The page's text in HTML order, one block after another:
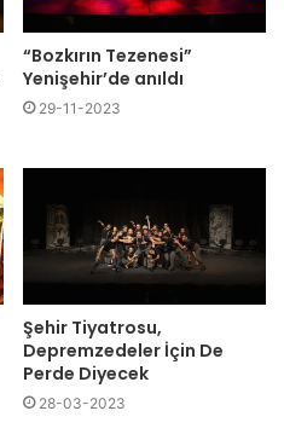
“Bozkırın Tezenesi”
Yenişehir’de anıldı
29-11-2023
Şehir Tiyatrosu,
Depremzedeler İçin De
Perde Diyecek
28-03-2023